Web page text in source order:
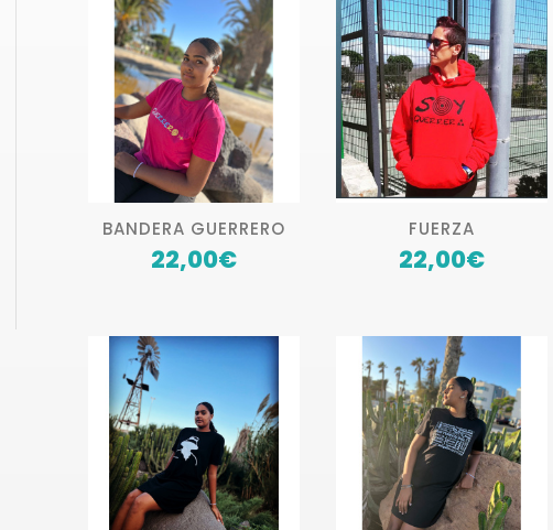
BANDERA GUERRERO
22,00€
FUERZA
22,00€